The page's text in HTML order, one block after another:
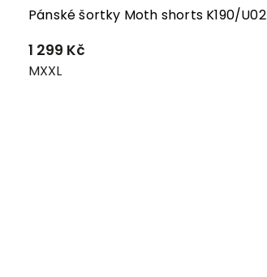
Pánské šortky Moth shorts K190/U02
1 299 Kč
MXXL